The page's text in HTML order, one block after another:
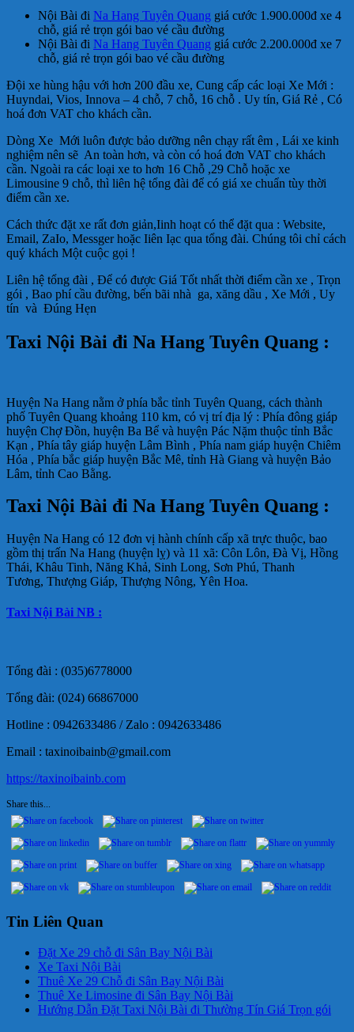
Nội Bài đi Na Hang Tuyên Quang giá cước 1.900.000đ xe 4
chỗ, giá rẻ trọn gói bao vé cầu đường
Nội Bài đi Na Hang Tuyên Quang giá cước 2.200.000đ xe 7
chỗ, giá rẻ trọn gói bao vé cầu đường
Đội xe hùng hậu với hơn 200 đầu xe, Cung cấp các loại Xe Mới :
Huyndai, Vios, Innova – 4 chỗ, 7 chỗ, 16 chỗ . Uy tín, Giá Rẻ , Có
hoá đơn VAT cho khách cần.
Dòng Xe Mới luôn được bảo dưỡng nên chạy rất êm , Lái xe kinh
nghiệm nên sẽ An toàn hơn, và còn có hoá đơn VAT cho khách
cần. Ngoài ra các loại xe to hơn 16 Chỗ ,29 Chỗ hoặc xe
Limousine 9 chỗ, thì liên hệ tổng đài để có giá xe chuẩn tùy thời
điểm cần xe.
Cách thức đặt xe rất đơn giản,Iinh hoạt có thể đặt qua : Website,
Email, ZaIo, Messger hoặc Iiên Iạc qua tổng đài. Chúng tôi chỉ cách
quý khách Một cuộc gọi !
Liên hệ tổng đài , Để có được Giá Tốt nhất thời điểm cần xe , Trọn
gói , Bao phí cầu đường, bến bãi nhà ga, xăng dầu , Xe Mới , Uy
tín và Đúng Hẹn
Taxi Nội Bài đi Na Hang Tuyên Quang :
Huyện Na Hang nằm ở phía bắc tỉnh Tuyên Quang, cách thành
phố Tuyên Quang khoảng 110 km, có vị trí địa lý : Phía đông giáp
huyện Chợ Đồn, huyện Ba Bể và huyện Pác Nặm thuộc tỉnh Bắc
Kạn , Phía tây giáp huyện Lâm Bình , Phía nam giáp huyện Chiêm
Hóa , Phía bắc giáp huyện Bắc Mê, tỉnh Hà Giang và huyện Bảo
Lâm, tỉnh Cao Bằng.
Taxi Nội Bài đi Na Hang Tuyên Quang :
Huyện Na Hang có 12 đơn vị hành chính cấp xã trực thuộc, bao
gồm thị trấn Na Hang (huyện lỵ) và 11 xã: Côn Lôn, Đà Vị, Hồng
Thái, Khâu Tinh, Năng Khả, Sinh Long, Sơn Phú, Thanh
Tương, Thượng Giáp, Thượng Nông, Yên Hoa.
Taxi Nội Bài NB :
Tổng đài : (035)6778000
Tổng đài: (024) 66867000
Hotline : 0942633486 / Zalo : 0942633486
Email : taxinoibainb@gmail.com
https://taxinoibainb.com
Share this...
Tin Liên Quan
Đặt Xe 29 chỗ đi Sân Bay Nội Bài
Xe Taxi Nội Bài
Thuê Xe 29 Chỗ đi Sân Bay Nội Bài
Thuê Xe Limosine đi Sân Bay Nội Bài
Hướng Dẫn Đặt Taxi Nội Bài đi Thường Tín Giá Trọn gói